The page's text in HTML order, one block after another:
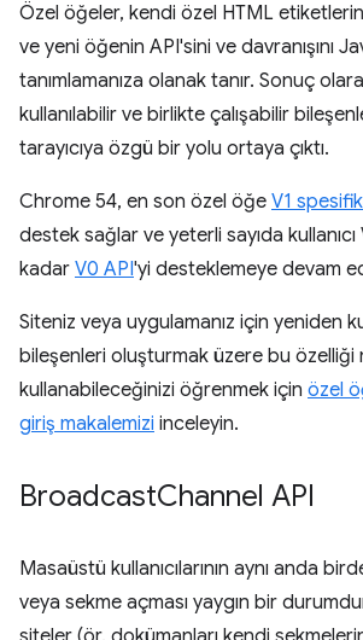
Özel öğeler, kendi özel HTML
ve yeni öğenin API'sini ve davranışını
tanımlamanıza olanak tanır. Sonuç
kullanılabilir ve birlikte çalışabilir
tarayıcıya özgü bir yolu ortaya çıktı.
Chrome 54, en son özel öğe V1
destek sağlar ve yeterli sayıda
kadar V0 API'yi desteklemeye devam
Siteniz veya uygulamanız için yeniden
bileşenleri oluşturmak üzere bu özelliği
kullanabileceğinizi öğrenmek için özel
giriş makalemizi inceleyin.
BroadcastChannel API
Masaüstü kullanıcılarının aynı anda
veya sekme açması yaygın bir